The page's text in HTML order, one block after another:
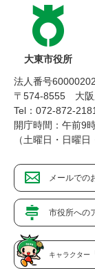
大東市役所
法人番号
〒574-8555 大阪
Tel：072-872-
開庁時間：午前9
（土曜日・日曜
メールでの
市役所への
キャラクター